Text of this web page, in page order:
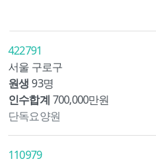
422791
서울 구로구
원생 93명
인수합계700,000만원
단독요양원
110979